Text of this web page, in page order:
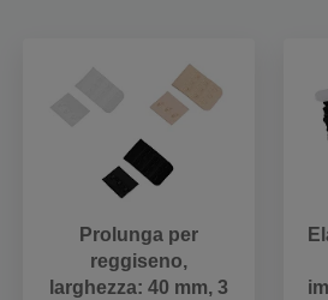
Prolunga per
reggiseno,
larghezza: 40 mm, 3